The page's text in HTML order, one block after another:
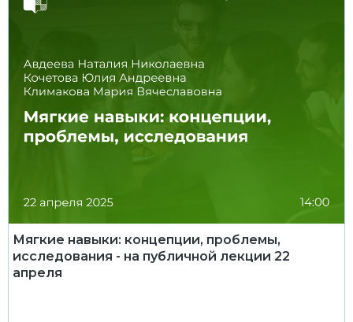
Мягкие навыки: концепции, проблемы,
исследования - на публичной лекции 22
апреля